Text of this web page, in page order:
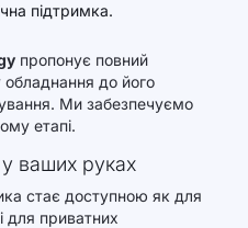
підтримка.
пропонує повний
обладнання до його
Ми забезпечуємо
етапі.
ваших руках
стає доступною як для
для приватних